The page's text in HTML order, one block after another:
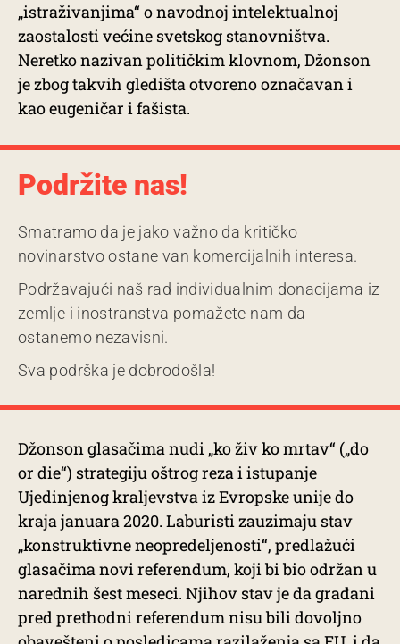
„istraživanjima“ o navodnoj intelektualnoj
zaostalosti većine svetskog stanovništva.
Neretko nazivan političkim klovnom, Džonson
je zbog takvih gledišta otvoreno označavan i
kao eugeničar i fašista.
Podržite nas!
Smatramo da je jako važno da kritičko
novinarstvo ostane van komercijalnih interesa.
Podržavajući naš rad individualnim donacijama iz
zemlje i inostranstva pomažete nam da
ostanemo nezavisni.
Sva podrška je dobrodošla!
Džonson glasačima nudi „ko živ ko mrtav“ („do
or die“) strategiju oštrog reza i istupanje
Ujedinjenog kraljevstva iz Evropske unije do
kraja januara 2020. Laburisti zauzimaju stav
„konstruktivne neopredeljenosti“, predlažući
glasačima novi referendum, koji bi bio održan u
narednih šest meseci. Njihov stav je da građani
pred prethodni referendum nisu bili dovoljno